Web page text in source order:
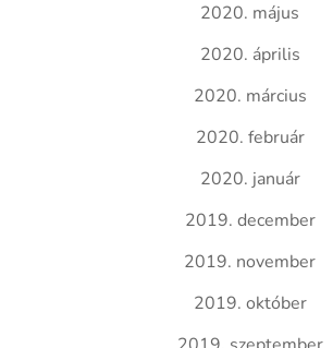
2020. május
2020. április
2020. március
2020. február
2020. január
2019. december
2019. november
2019. október